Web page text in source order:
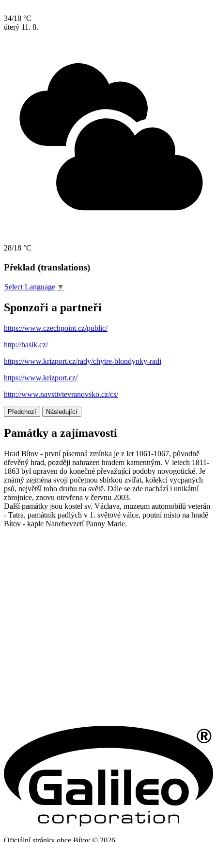
34/18 °C
úterý 11. 8.
28/18 °C
Překlad (translations)
Select Language ▼
Sponzoři a partneři
https://www.czechpoint.cz/public/
http://hasik.cz/
https://www.krizport.cz/rady/chytre-blondynky-radi
https://www.krizport.cz/
http://www.navstivtevranovsko.cz/cs/
Předchozí Následující
Památky a zajímavosti
Hrad Bítov - první písemná zmínka je z let 1061-1067, původně
dřevěný hrad, později nahrazen hradem kamenným. V letech 1811-
1863 byl upraven do konečné převažující podoby novogotické. Je
známý zejména svojí početnou sbírkou zvířat, kolekcí vycpaných
psů, největší toho druhu na světě. Dále se zde nachází i unikátní
zbrojnice, znovu otevřena v červnu 2003.
Další památky jsou kostel sv. Václava, muzeum automobilů veterán
- Tatra, památník padlých v 1. světové válce, poutní místo na hradě
Bítov - kaple Nanebevzetí Panny Marie.